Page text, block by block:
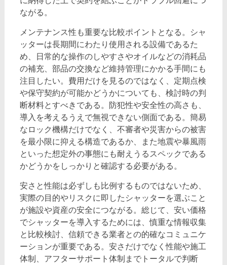
ながる。
メンテナンス性も重要な比較ポイントとなる。シャ
ッターは長期間にわたり使用される設備であるた
め、日常的な操作のしやすさやオイルなどの消耗品
の補充、部品の交換など維持管理にかかる手間にも
注目したい。費用だけを見るのではなく、定期点検
や保守契約が可能かどうかについても、検討時の判
断材料とすべきである。防犯性や安全性の高さも、
導入を考えるうえで無視できない側面である。簡易
なロック機構だけでなく、不審者や災害からの被害
を最小限に抑える構造であるか、また地震や暴風雨
といった想定外の事態にも耐えうるスペックである
かどうかをしっかりと確認する必要がある。
安さと性能は必ずしも比例するものではないため、
実際の目的やリスクに即したシャッターを選ぶこと
が施設や資産の安全につながる。総じて、安い価格
でシャッターを導入するためには、慎重な情報収集
と比較検討、信頼できる業者との的確なコミュニケ
ーションが重要である。安さだけでなく性能や施工
体制、アフターサポート体制までトータルで判断